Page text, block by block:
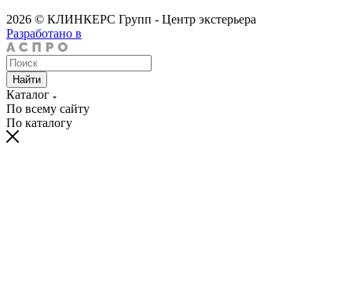
2026 © КЛИНКЕРС Групп - Центр экстерьера
Разработано в
Найти
Каталог
По всему сайту
По каталогу